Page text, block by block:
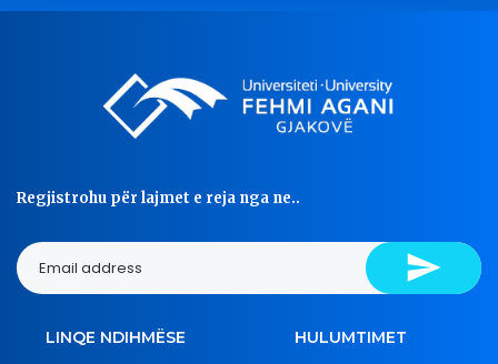
Regjistrohu për lajmet e reja nga ne..
LINQE NDIHMËSE HULUMTIMET